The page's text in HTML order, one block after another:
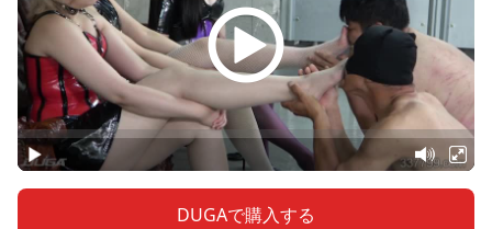
DUGAで購入する